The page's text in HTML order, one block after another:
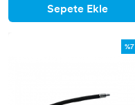
Sepete Ekle
%7